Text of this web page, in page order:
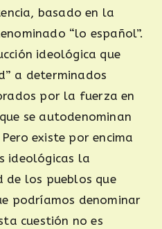
basado en la
“lo español”.
ideológica que
a determinados
por la fuerza en
se autodenominan
existe por encima
ideológicas la
de los pueblos que
podríamos denominar
cuestión no es